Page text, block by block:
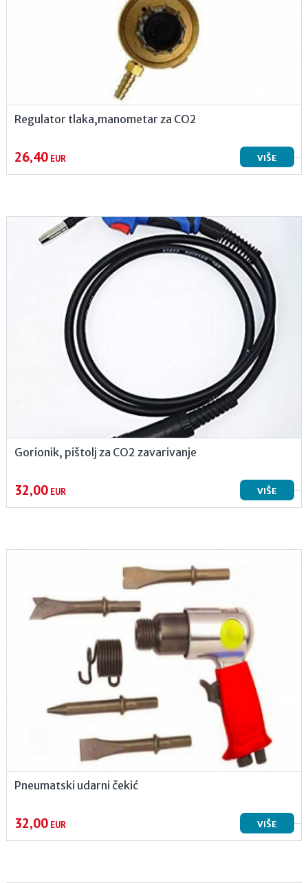
Regulator tlaka,manometar za CO2
26,40EUR VIŠE
Gorionik, pištolj za CO2 zavarivanje
32,00EUR VIŠE
Pneumatski udarni čekić
32,00EUR VIŠE